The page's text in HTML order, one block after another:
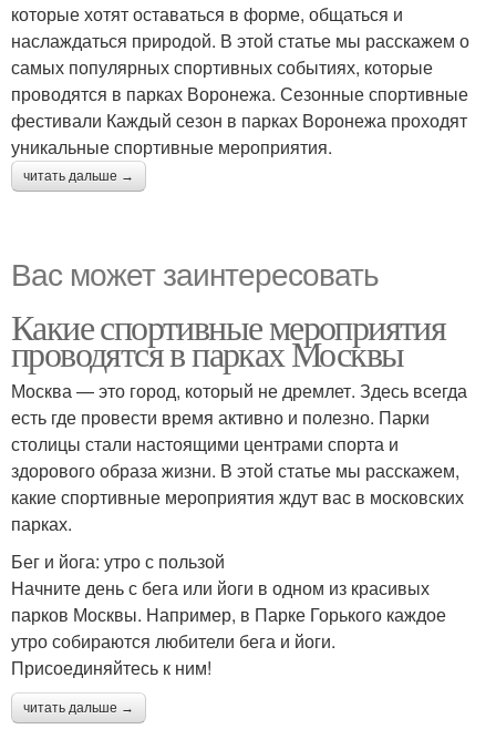
которые хотят оставаться в форме, общаться и
наслаждаться природой. В этой статье мы расскажем о
самых популярных спортивных событиях, которые
проводятся в парках Воронежа. Сезонные спортивные
фестивали Каждый сезон в парках Воронежа проходят
уникальные спортивные мероприятия.
читать дальше →
Вас может заинтересовать
Какие спортивные мероприятия
проводятся в парках Москвы
Москва — это город, который не дремлет. Здесь всегда
есть где провести время активно и полезно. Парки
столицы стали настоящими центрами спорта и
здорового образа жизни. В этой статье мы расскажем,
какие спортивные мероприятия ждут вас в московских
парках.
Бег и йога: утро с пользой
Начните день с бега или йоги в одном из красивых
парков Москвы. Например, в Парке Горького каждое
утро собираются любители бега и йоги.
Присоединяйтесь к ним!
читать дальше →